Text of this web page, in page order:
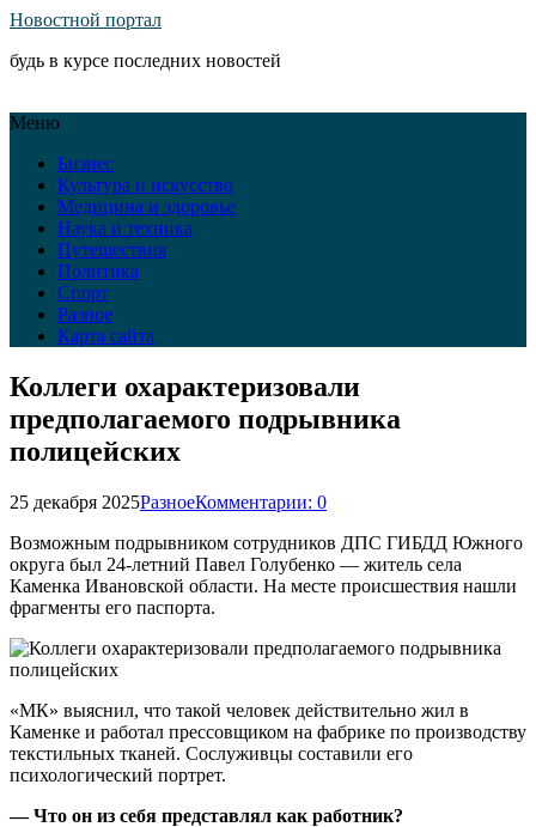
Новостной портал
будь в курсе последних новостей
Меню
Бизнес
Культура и искусство
Медицина и здоровье
Наука и техника
Путешествия
Политика
Спорт
Разное
Карта сайта
Коллеги охарактеризовали
предполагаемого подрывника
полицейских
25 декабря 2025РазноеКомментарии: 0
Возможным подрывником сотрудников ДПС ГИБДД Южного
округа был 24-летний Павел Голубенко — житель села
Каменка Ивановской области. На месте происшествия нашли
фрагменты его паспорта.
«МК» выяснил, что такой человек действительно жил в
Каменке и работал прессовщиком на фабрике по производству
текстильных тканей. Сослуживцы составили его
психологический портрет.
— Что он из себя представлял как работник?